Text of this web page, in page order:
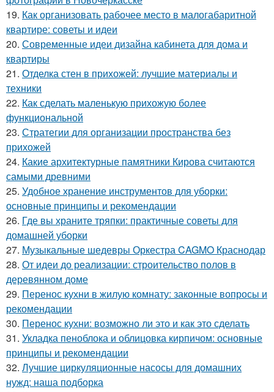
19. Как организовать рабочее место в малогабаритной
квартире: советы и идеи
20. Современные идеи дизайна кабинета для дома и
квартиры
21. Отделка стен в прихожей: лучшие материалы и
техники
22. Как сделать маленькую прихожую более
функциональной
23. Стратегии для организации пространства без
прихожей
24. Какие архитектурные памятники Кирова считаются
самыми древними
25. Удобное хранение инструментов для уборки:
основные принципы и рекомендации
26. Где вы храните тряпки: практичные советы для
домашней уборки
27. Музыкальные шедевры Оркестра CAGMO Краснодар
28. От идеи до реализации: строительство полов в
деревянном доме
29. Перенос кухни в жилую комнату: законные вопросы и
рекомендации
30. Перенос кухни: возможно ли это и как это сделать
31. Укладка пеноблока и облицовка кирпичом: основные
принципы и рекомендации
32. Лучшие циркуляционные насосы для домашних
нужд: наша подборка